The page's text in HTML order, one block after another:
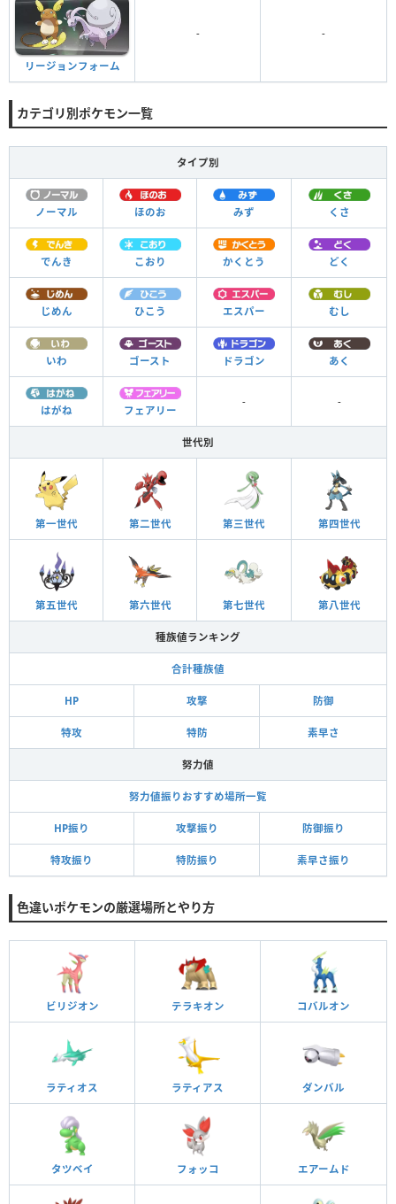
リージョンフォーム
- -
カテゴリ別ポケモン一覧
タイプ別
ノーマル ほのお みず くさ
でんき こおり かくとう どく
じめん ひこう エスパー むし
いわ ゴースト ドラゴン あく
はがね フェアリー
- -
世代別
第一世代 第二世代 第三世代 第四世代
第五世代 第六世代 第七世代 第八世代
種族値ランキング
合計種族値
HP 攻撃 防御
特攻 特防 素早さ
努力値
努力値振りおすすめ場所一覧
HP振り 攻撃振り 防御振り
特攻振り 特防振り 素早さ振り
色違いポケモンの厳選場所とやり方
ビリジオン テラキオン コバルオン
ラティオス ラティアス ダンバル
タツベイ フォッコ エアームド